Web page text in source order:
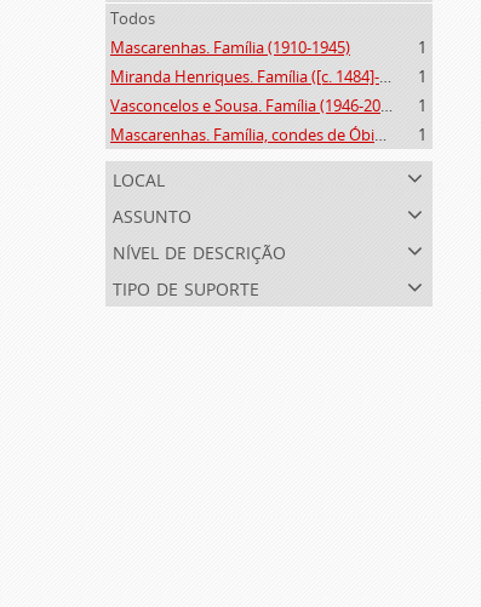
Todos
Mascarenhas. Família (1910-1945)
1
Miranda Henriques. Família ([c. 1484]-[c.1745])
1
Vasconcelos e Sousa. Família (1946-2006)
1
Mascarenhas. Família, condes de Óbidos, Palma e Sabugal (1669-1910)
1
local
assunto
nível de descrição
tipo de suporte